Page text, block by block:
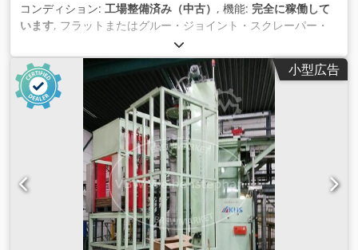
コンディション: 工場整備済み（中古） , 機能: 完全に稼働して
います, フラットまたはグルー・ジョイント・スクレーパー・
ユニット FA10 左 (グルー・ジョイント仕上げユニット） 中古
品、オーバーホールなし、保証なし。 - 塩ビやABSのエッジ上
下の糊残り（フィニッシュ）除去に。 ABSエッジの上下の糊残
り(仕上げ)除去に。 仕様 - 分割ユニット上部1個、下部1個 - 上
部ユニットが上部の圧力に同期して ワークの厚み - シームレス
な微調整のための3つのフィーラーローラー付きバージョン ワ
ークの前縁と後縁に設置。 注：水平切込みと水平切出し用の空
気圧シリンダー付きバージョンは、現在販売されていません。
ただし、後付けは可能です。 お問い合わせください。 お客様
の機械への取り付け、格納も可能です。 Codpfx Astywuksh
小型広告